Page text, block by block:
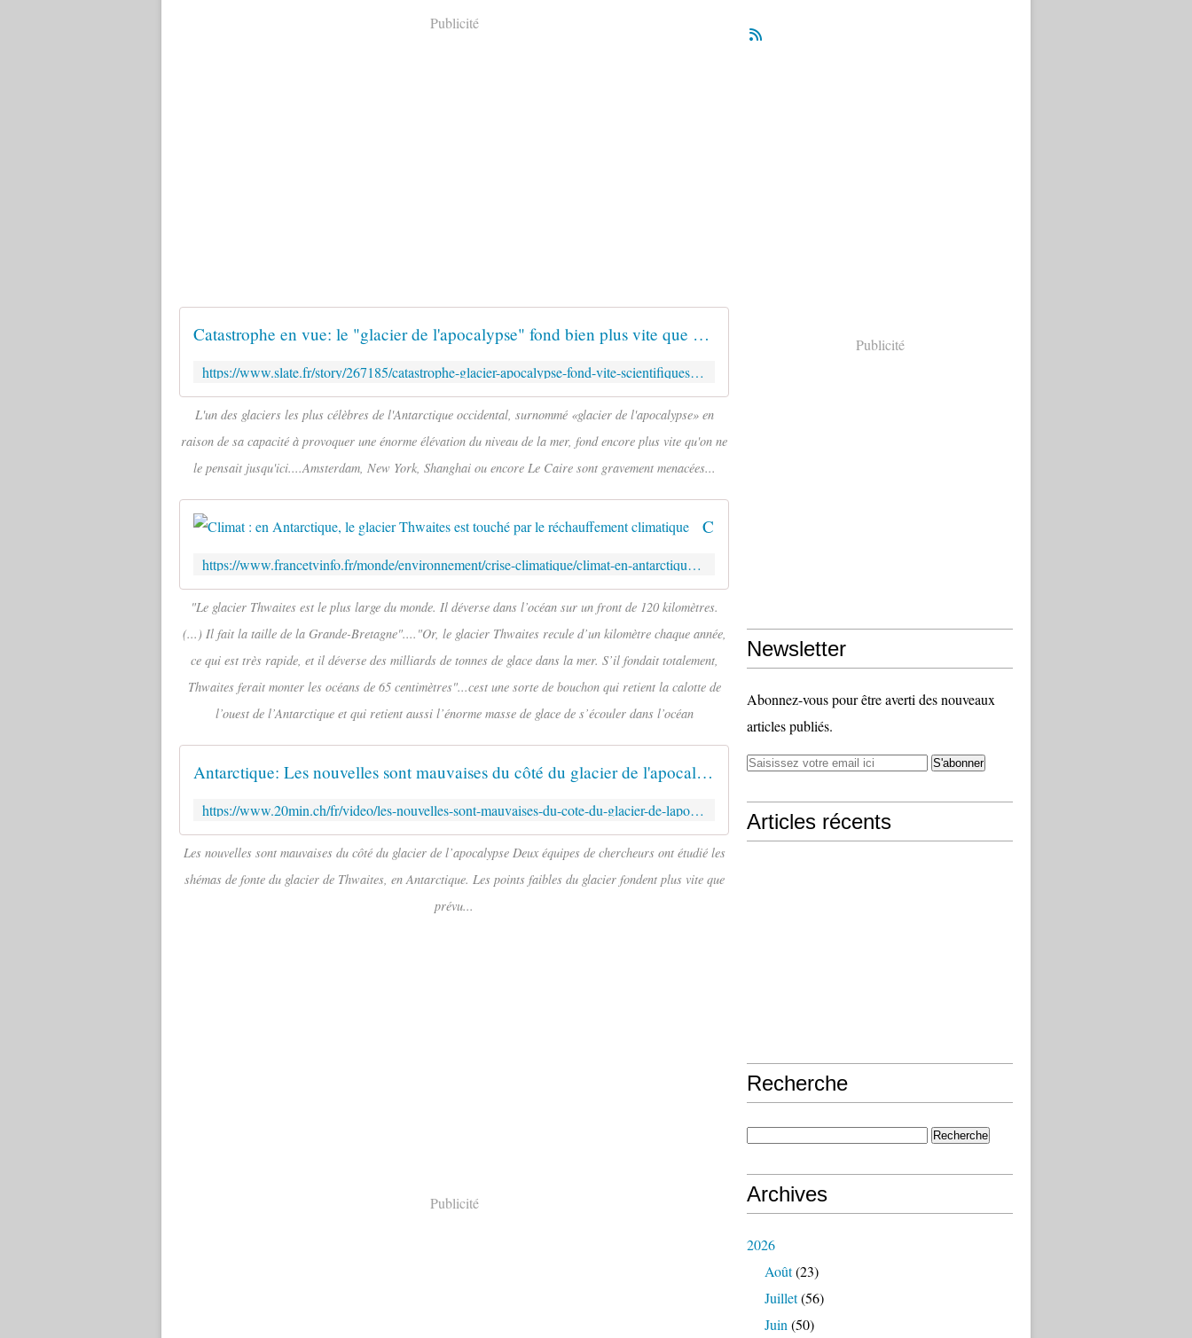
Publicité
Catastrophe en vue: le "glacier de l'apocalypse" fond bien plus vite que prévu
https://www.slate.fr/story/267185/catastrophe-glacier-apocalypse-fond-vite-scientifiques-changement-climatique-montee-niveau-mer
L'un des glaciers les plus célèbres de l'Antarctique occidental, surnommé «glacier de l'apocalypse» en
raison de sa capacité à provoquer une énorme élévation du niveau de la mer, fond encore plus vite qu'on ne
le pensait jusqu'ici....Amsterdam, New York, Shanghai ou encore Le Caire sont gravement menacées...
https://www.francetvinfo.fr/monde/environnement/crise-climatique/climat-en-antarctique-le-glacier-thwaites-est-touche-par-le-rechauffement-climatique_6036005.html
"Le glacier Thwaites est le plus large du monde. Il déverse dans l’océan sur un front de 120 kilomètres.
(...) Il fait la taille de la Grande-Bretagne"...."Or, le glacier Thwaites recule d’un kilomètre chaque année,
ce qui est très rapide, et il déverse des milliards de tonnes de glace dans la mer. S’il fondait totalement,
Thwaites ferait monter les océans de 65 centimètres"...cest une sorte de bouchon qui retient la calotte de
l’ouest de l’Antarctique et qui retient aussi l’énorme masse de glace de s’écouler dans l’océan
Antarctique: Les nouvelles sont mauvaises du côté du glacier de l'apocalypse
https://www.20min.ch/fr/video/les-nouvelles-sont-mauvaises-du-cote-du-glacier-de-lapocalypse-764498063582
Les nouvelles sont mauvaises du côté du glacier de l’apocalypse Deux équipes de chercheurs ont étudié les
shémas de fonte du glacier de Thwaites, en Antarctique. Les points faibles du glacier fondent plus vite que
prévu...
Publicité
Publicité
Newsletter
Abonnez-vous pour être averti des nouveaux
articles publiés.
Articles récents
Recherche
Archives
2026
Août(23)
Juillet(56)
Juin (50)